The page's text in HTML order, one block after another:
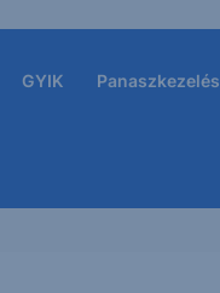
GYIK Panaszkezelés